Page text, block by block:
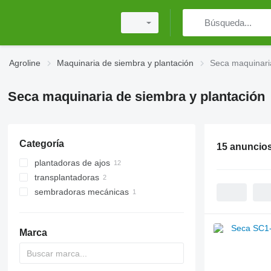
Agroline Maquinaria de siembra y plantación Seca
Seca maquinaria de siembra y plantación
Categoría
plantadoras de ajos
transplantadoras
sembradoras mecánicas
Marca
15